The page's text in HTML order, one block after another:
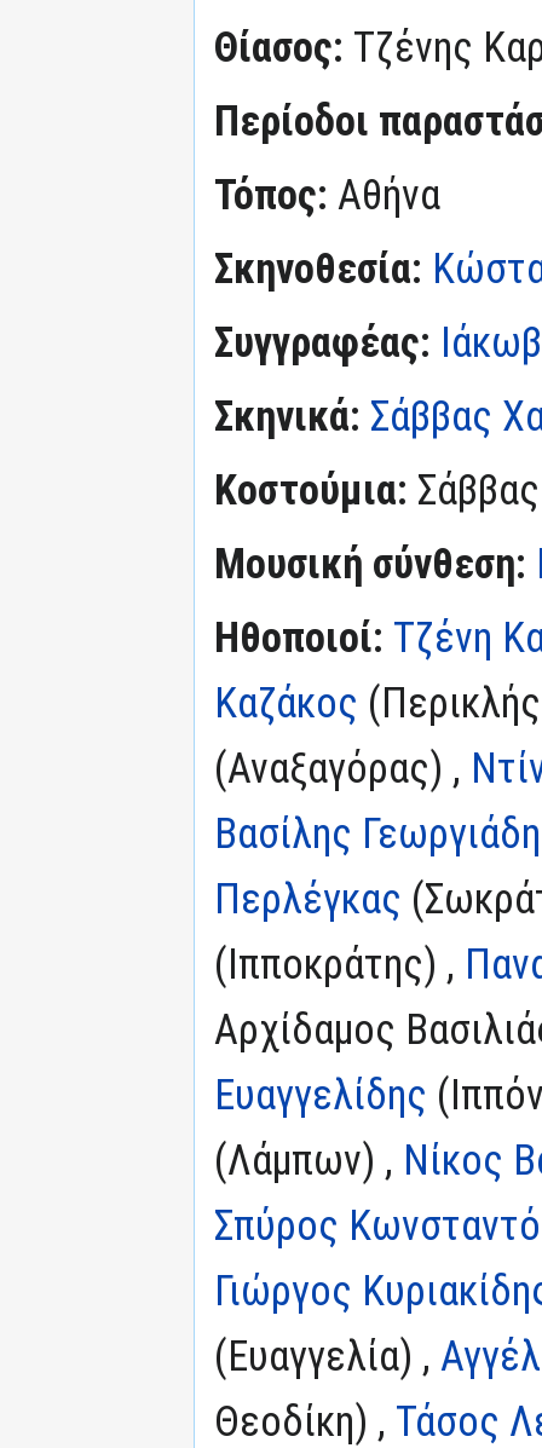
Θίασος: Τζένης
Περίοδοι
Τόπος: Αθήνα
Σκηνοθεσία:
Συγγραφέας:
Σκηνικά: Σάββας
Κοστούμια:
Μουσική σύνθεση:
Ηθοποιοί: Τζένη
Καζάκος
(Αναξαγόρας) ,
Βασίλης
Περλέγκας
(Ιπποκράτης) ,
Αρχίδαμος
Ευαγγελίδης
(Λάμπων) , Νίκος
Σπύρος
Γιώργος
(Ευαγγελία) ,
Θεοδίκη) , Τάσος